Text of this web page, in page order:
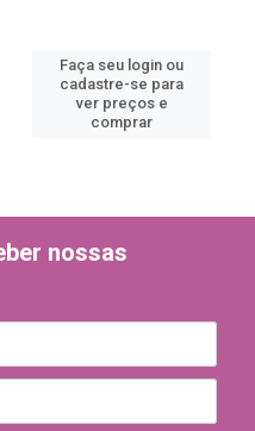
Faça seu login ou
cadastre-se para
ver preços e
comprar
nossas